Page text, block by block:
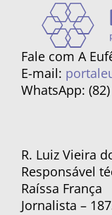
Fale com A
E-mail:
WhatsApp: (82)
R. Luiz Vieira
Responsável
Raíssa França
Jornalista –